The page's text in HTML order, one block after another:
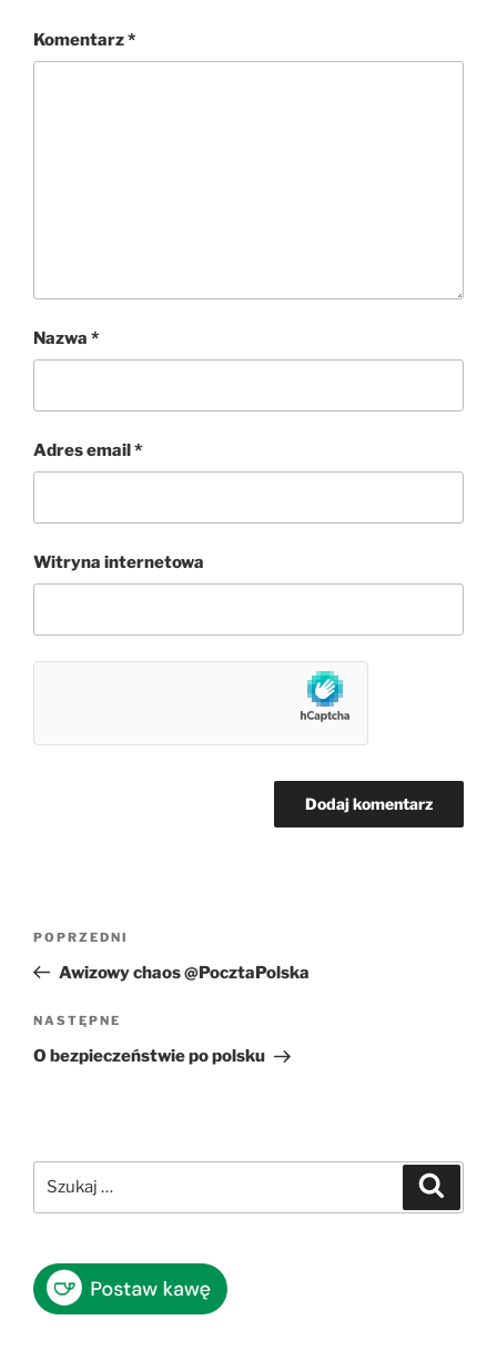
Komentarz*
Nazwa *
Adres email*
Witryna internetowa
Nawigacja
Poprzedni
wpis
POPRZEDNI
Awizowy chaos @PocztaPolska
Następny
wpis
NASTĘPNE
O bezpieczeństwie po polsku